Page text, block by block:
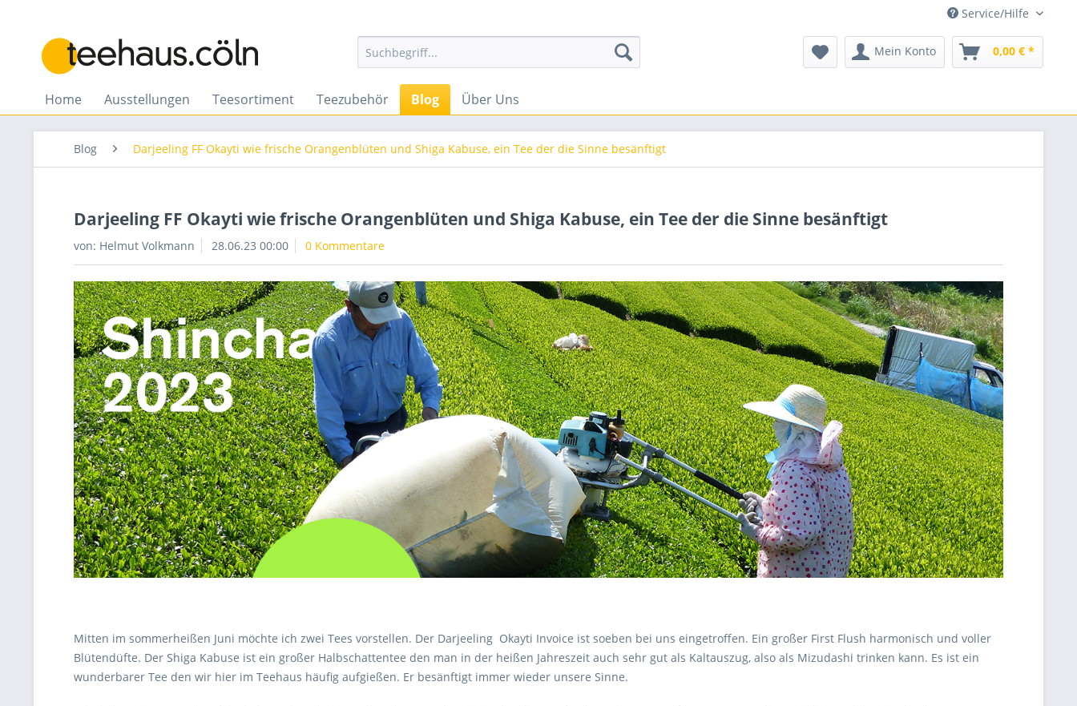
Service/Hilfe
Mein Konto 0,00 € *
Home Ausstellungen Teesortiment Teezubehör Blog Über Uns
Blog Darjeeling FF Okayti wie frische Orangenblüten und Shiga Kabuse, ein Tee der die Sinne besänftigt
Darjeeling FF Okayti wie frische Orangenblüten und Shiga Kabuse, ein Tee der die Sinne besänftigt
von: Helmut Volkmann 28.06.23 00:00 0 Kommentare
Mitten im sommerheißen Juni möchte ich zwei Tees vorstellen. Der Darjeeling Okayti Invoice ist soeben bei uns eingetroffen. Ein großer First Flush harmonisch und voller
Blütendüfte. Der Shiga Kabuse ist ein großer Halbschattentee den man in der heißen Jahreszeit auch sehr gut als Kaltauszug, also als Mizudashi trinken kann. Es ist ein
wunderbarer Tee den wir hier im Teehaus häufig aufgießen. Er besänftigt immer wieder unsere Sinne.